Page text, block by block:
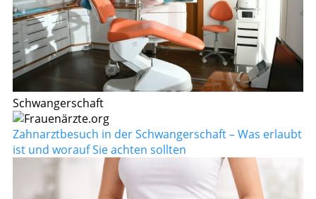
Schwangerschaft
Zahnarztbesuch in der Schwangerschaft – Was erlaubt
ist und worauf Sie achten sollten